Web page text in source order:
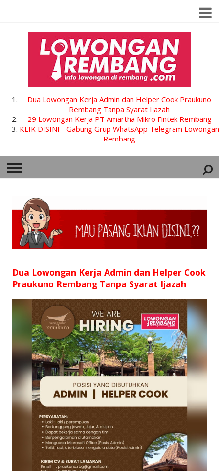
Dua Lowongan Kerja Admin dan Helper Cook Praukuno
Rembang Tanpa Syarat Ijazah
29 Lowongan Kerja PT Amartha Mikro Fintek Rembang
KLIK DISINI - Gabung Grup WhatsApp Telegram Lowongan
Rembang
HOME
SMP
D3
SURAT LAMARAN
RIWAYAT HIDUP
Dua Lowongan Kerja Admin dan Helper Cook
Praukuno Rembang Tanpa Syarat Ijazah